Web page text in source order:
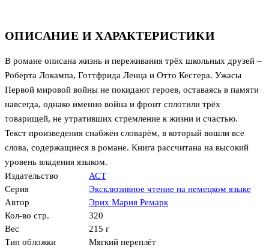
ОПИСАНИЕ И ХАРАКТЕРИСТИКИ
В романе описана жизнь и переживания трёх школьных друзей –
Роберта Локампа, Готтфрида Ленца и Отто Кестера. Ужасы
Первой мировой войны не покидают героев, оставаясь в памяти
навсегда, однако именно война и фронт сплотили трёх
товарищей, не утративших стремление к жизни и счастью.
Текст произведения снабжён словарём, в который вошли все
слова, содержащиеся в романе. Книга рассчитана на высокий
уровень владения языком.
Издательство
АСТ
Серия
Эксклюзивное чтение на немецком языке
Автор
Эрих Мария Ремарк
Кол-во стр.
320
Вес
215 г
Тип обложки
Мягкий переплёт